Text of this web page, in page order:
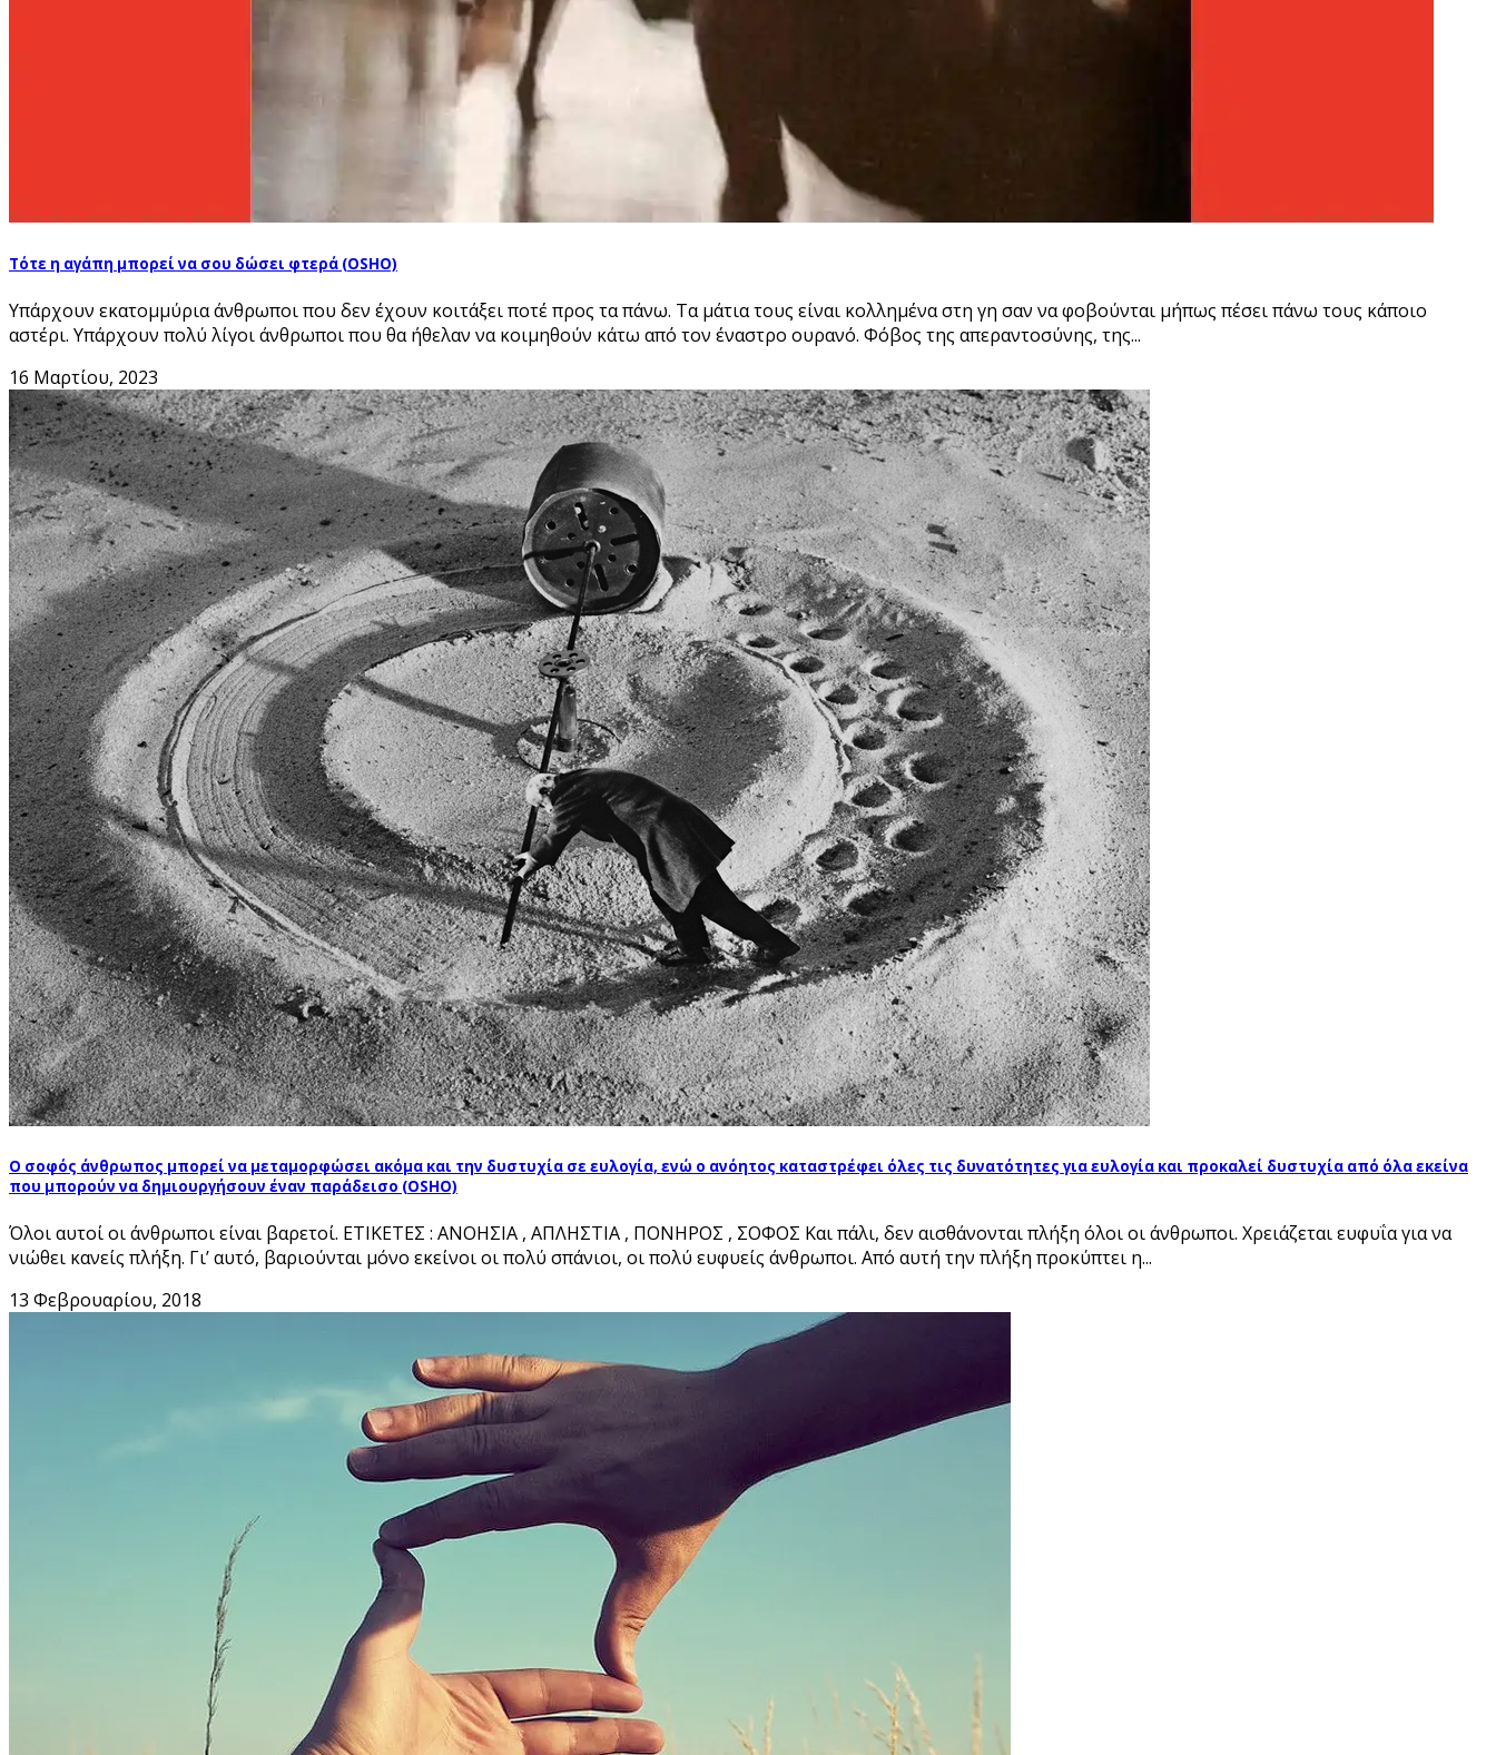
Τότε η αγάπη μπορεί να σου δώσει φτερά (OSHO)
Υπάρχουν εκατομμύρια άνθρωποι που δεν έχουν κοιτάξει ποτέ προς τα πάνω. Τα μάτια τους είναι κολλημένα στη γη σαν να φοβούνται μήπως πέσει πάνω τους κάποιο
αστέρι. Υπάρχουν πολύ λίγοι άνθρωποι που θα ήθελαν να κοιμηθούν κάτω από τον έναστρο ουρανό. Φόβος της απεραντοσύνης, της...
16 Μαρτίου, 2023
Ο σοφός άνθρωπος μπορεί να μεταμορφώσει ακόμα και την δυστυχία σε ευλογία, ενώ ο ανόητος καταστρέφει όλες τις δυνατότητες για ευλογία και προκαλεί δυστυχία από όλα εκείνα
που μπορούν να δημιουργήσουν έναν παράδεισο (OSHO)
Όλοι αυτοί οι άνθρωποι είναι βαρετοί. ΕΤΙΚΕΤΕΣ : ΑΝΟΗΣΙΑ , ΑΠΛΗΣΤΙΑ , ΠΟΝΗΡΟΣ , ΣΟΦΟΣ Και πάλι, δεν αισθάνονται πλήξη όλοι οι άνθρωποι. Χρειάζεται ευφυΐα για να
νιώθει κανείς πλήξη. Γι’ αυτό, βαριούνται μόνο εκείνοι οι πολύ σπάνιοι, οι πολύ ευφυείς άνθρωποι. Από αυτή την πλήξη προκύπτει η...
13 Φεβρουαρίου, 2018